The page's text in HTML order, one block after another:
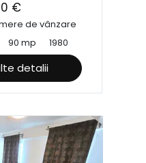
€
de vânzare
90 mp 1980
detalii